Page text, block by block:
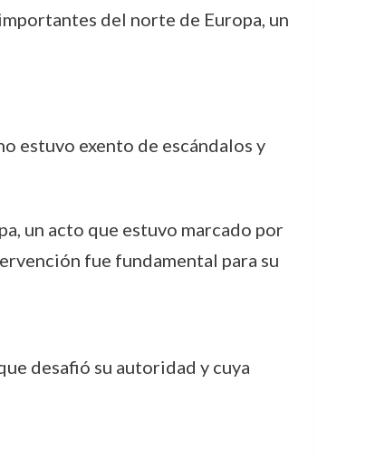
del norte de Europa, un
estuvo exento de escándalos y
un acto que estuvo marcado por
fue fundamental para su
desafió su autoridad y cuya